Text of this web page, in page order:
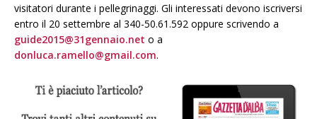
visitatori durante i pellegrinaggi. Gli interessati devono iscriversi
entro il 20 settembre al 340-50.61.592 oppure scrivendo a
guide2015@31gennaio.net o a
donluca.ramello@gmail.com.